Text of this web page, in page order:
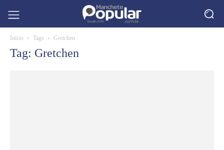
Início Tags Gretchen
Tag: Gretchen